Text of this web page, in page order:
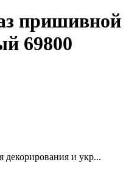
пришивной
69800
и укр...